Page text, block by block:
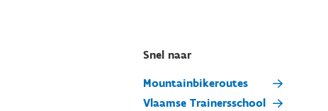
Snel naar
Mountainbikeroutes
Vlaamse Trainersschool